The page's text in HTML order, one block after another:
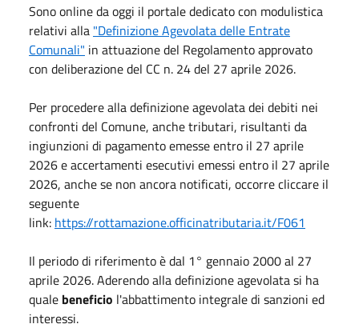
Sono online da oggi il portale dedicato con modulistica
relativi alla "Definizione Agevolata delle Entrate
Comunali" in attuazione del Regolamento approvato
con deliberazione del CC n. 24 del 27 aprile 2026.
Per procedere alla definizione agevolata dei debiti nei
confronti del Comune, anche tributari, risultanti da
ingiunzioni di pagamento emesse entro il 27 aprile
2026 e accertamenti esecutivi emessi entro il 27 aprile
2026, anche se non ancora notificati, occorre cliccare il
seguente
link: https://rottamazione.officinatributaria.it/F061
Il periodo di riferimento è dal 1° gennaio 2000 al 27
aprile 2026. Aderendo alla definizione agevolata si ha
quale beneficio l'abbattimento integrale di sanzioni ed
interessi.